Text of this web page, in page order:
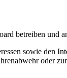
betreiben und
sowie den
oder